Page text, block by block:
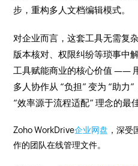
步，重构多人文档编辑模式。
对企业而言，这套工具无需复
版本核对、权限纠纷等琐事中
工具赋能商业的核心价值 ——
多人协作从 “负担” 变为 “助力
“效率源于流程适配” 理念的最
Zoho WorkDrive企业网盘 ，深受
作的团队在线管理文件。